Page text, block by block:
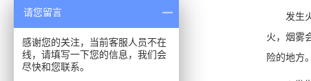
发生火
火，烟雾
险的地方
请您留言
感谢您的关注，当前客服人员不在
线，请填写一下您的信息，我们会
尽快和您联系。